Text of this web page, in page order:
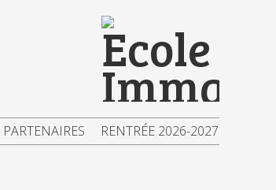
PARTENAIRES RENTRÉE 2026-2027